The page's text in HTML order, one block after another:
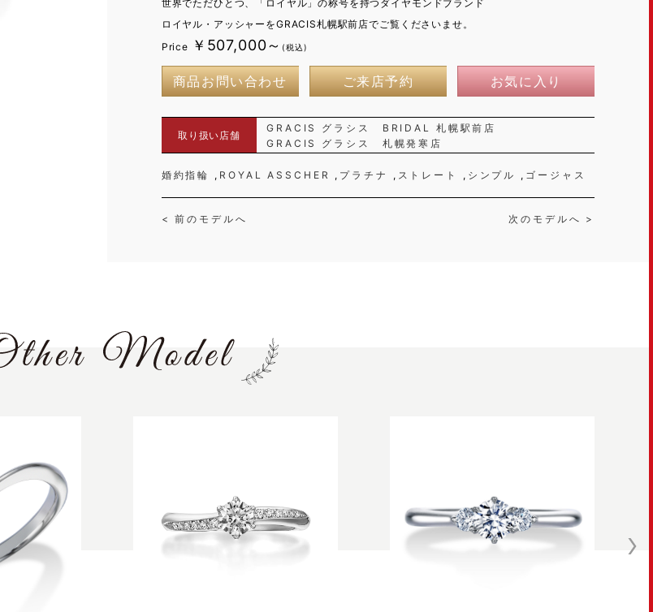
世界でただひとつ、「ロイヤル」の称号を持つダイヤモンドブランド
ロイヤル・アッシャーをGRACIS札幌駅前店でご覧くださいませ。
Price ￥507,000～ (税込)
商品お問い合わせ ご来店予約 お気に入り
取り扱い店舗
GRACIS グラシス BRIDAL 札幌駅前店
GRACIS グラシス 札幌発寒店
婚約指輪 ROYAL ASSCHER プラチナ ストレート シンプル ゴージャス
< 前のモデルへ 次のモデルへ >